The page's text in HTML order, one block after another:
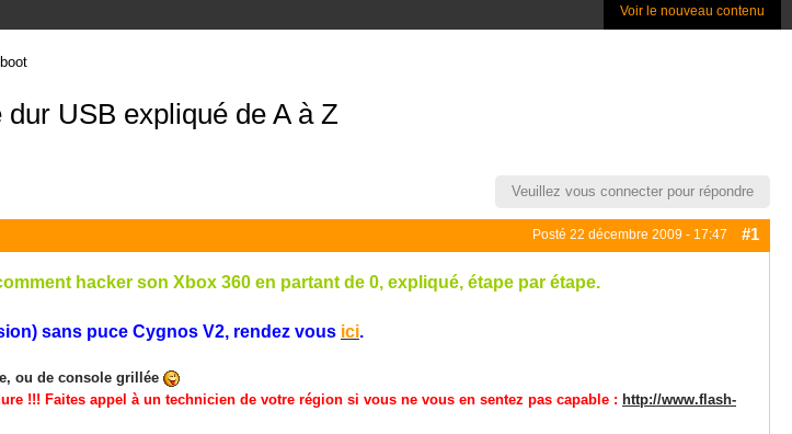
Voir le nouveau contenu
USB expliqué de A à Z
Veuillez vous connecter pour répondre
Posté 22 décembre 2009 - 17:47 #1
hacker son Xbox 360 en partant de 0, expliqué, étape par étape.
sans puce Cygnos V2, rendez vous ici.
ou de console grillée
!!! Faites appel à un technicien de votre région si vous ne vous en sentez pas capable : http://www.flash-